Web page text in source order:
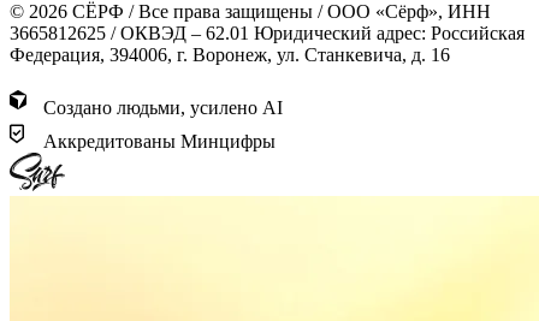
© 2026 СЁРФ / Все права защищены / ООО «Сёрф», ИНН
3665812625 / ОКВЭД – 62.01 Юридический адрес: Российская
Федерация, 394006, г. Воронеж, ул. Станкевича, д. 16
Создано людьми, усилено AI
Аккредитованы Минцифры